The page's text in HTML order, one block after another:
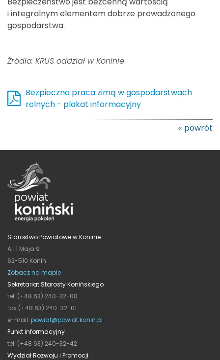
i integralnym elementem dobrze prowadzonego
gospodarstwa.
Źródło: KRUS oddział w Koninie
Bezpieczna praca zimą w gospodarstwach
rolnych - plakat informacyjny
powrót
Starostwo Powiatowe w Koninie
Al. 1 Maja 9
62-510 Konin
Zobacz na mapie
Sekretariat Starosty Konińskiego
tel. (+48 63) 240-32-00
fax (+48 63) 240-32-01
e-mail: powiat@powiat.konin.pl
Punkt informacyjny
tel. (+48 63) 240-32-42
Wydział Rozwoju i Promocji